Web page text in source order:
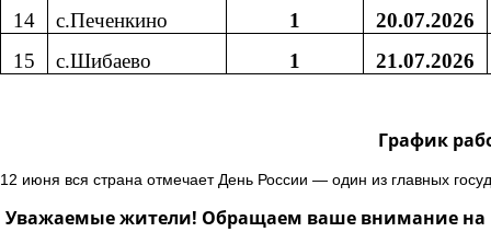
14
с.Печенкино 1
20.07.2026
15
с.Шибаево 1 21.07.2026
График
12 июня вся страна отмечает День России — один из главных
Уважаемые жители! Обращаем ваше внимание на